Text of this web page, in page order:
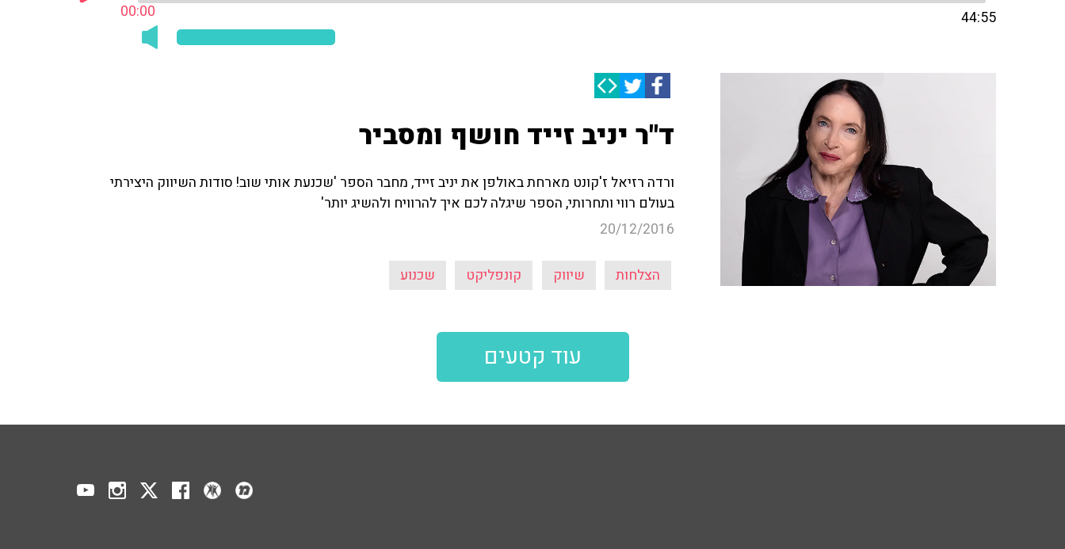
00:00 44:55
ד"ר יניב זייד חושף ומסביר
ורדה רזיאל ז'קונט מארחת באולפן את יניב זייד, מחבר הספר 'שכנעת אותי שוב! סודות השיווק היצירתי
בעולם רווי ותחרותי, הספר שיגלה לכם איך להרוויח ולהשיג יותר'
20/12/2016
הצלחות שיווק קונפליקט שכנוע
עוד קטעים